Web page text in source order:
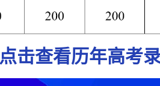
点击查看历年高考